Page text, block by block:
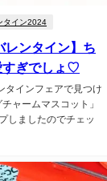
タイン2024
レンタイン】ち
すぎでしょ♡
タインフェアで見つけ
ャームマスコット」
しましたのでチェッ